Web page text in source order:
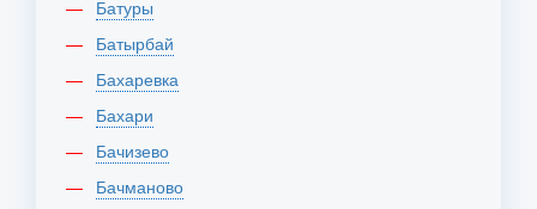
Батуры
Батырбай
Бахаревка
Бахари
Бачизево
Бачманово